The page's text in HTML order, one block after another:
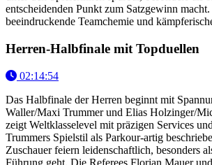
entscheidenden Punkt zum Satzgewinn
beeindruckende Teamchemie und
Herren-Halbfinale mit Topduellen
02:14:54
Das Halbfinale der Herren beginnt mit
Waller/Maxi Trummer und Elias Holzinger/
zeigt Weltklasselevel mit präzigen Services
Trummers Spielstil als Parkour-artig
Zuschauer feiern leidenschaftlich, besonders
Führung geht. Die Referees Florian Mauer